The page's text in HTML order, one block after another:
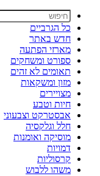
כל הגרביים
חדש באתר
מארזי הפתעה
ספורט ומשחקים
תאומים לא זהים
מזון ומשקאות
מצויירים
חיות וטבע
אבסטרקט וצבעוני
חלל וגלקסיה
מוסיקה ואומנות
דמויות
קרסוליות
משהו ללבוש